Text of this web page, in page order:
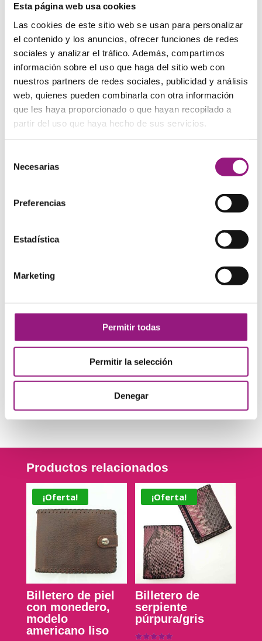
Esta página web usa cookies
Las cookies de este sitio web se usan para personalizar
el contenido y los anuncios, ofrecer funciones de redes
sociales y analizar el tráfico. Además, compartimos
información sobre el uso que haga del sitio web con
nuestros partners de redes sociales, publicidad y análisis
web, quienes pueden combinarla con otra información
que les haya proporcionado o que hayan recopilado a
partir del uso que haya hecho de sus servicios.
Necesarias
Preferencias
Estadística
Marketing
Permitir todas
Permitir la selección
Denegar
poderle ayudar.
Comentarios
Sé el primero en valorar “Monedero de cuero, eclipse”
Tu dirección de correo electrónico no será publicada.
Los campos obligatorios están marcados con*
Guarda mi nombre, correo electrónico y web en
este navegador para la próxima vez que comente.
Este sitio usa Akismet para reducir el spam.Aprende
cómo se procesan los datos de tus comentarios
Productos relacionados
¡Oferta!
Billetero de piel
con monedero,
modelo
americano liso
¡Oferta!
Billetero de
serpiente
púrpura/gris